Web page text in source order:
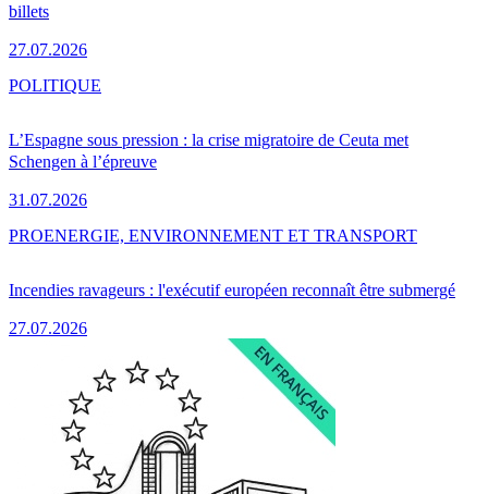
billets
27.07.2026
L’Espagne sous pression : la crise migratoire de Ceuta met
Schengen à l’épreuve
31.07.2026
POLITIQUE
Incendies ravageurs : l'exécutif européen reconnaît être submergé
27.07.2026
PROENERGIE, ENVIRONNEMENT ET TRANSPORT